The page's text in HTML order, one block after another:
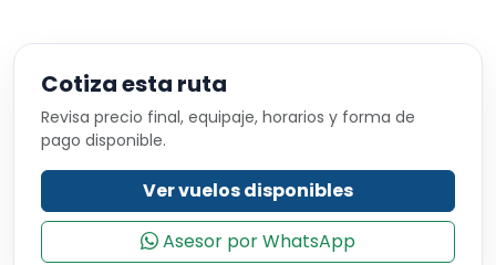
Cotiza esta ruta
Revisa precio final, equipaje, horarios y forma de
pago disponible.
Ver vuelos disponibles
Asesor por WhatsApp